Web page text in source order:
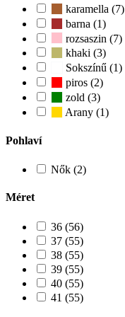
karamella (7)
barna (1)
rozsaszin (7)
khaki (3)
Sokszínű (1)
piros (2)
zold (3)
Arany (1)
Pohlaví
Nők (2)
Méret
36 (56)
37 (55)
38 (55)
39 (55)
40 (55)
41 (55)